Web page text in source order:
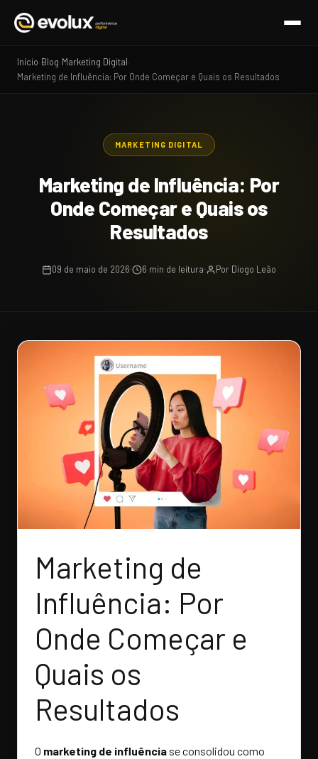
Início Blog Marketing Digital
Marketing de Influência: Por Onde Começar e Quais os Resultados
MARKETING DIGITAL
Marketing de Influência: Por
Onde Começar e Quais os
Resultados
09 de maio de 2026 6 min de leitura Por Diogo Leão
Marketing de
Influência: Por
Onde Começar e
Quais os
Resultados
O marketing de influência se consolidou como